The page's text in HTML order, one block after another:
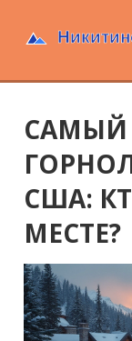
САМЫЙ
США:
МЕСТЕ?